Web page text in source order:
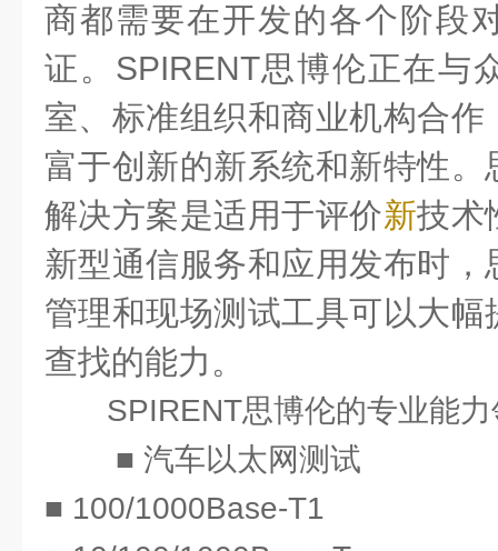
商都需要在开发的各个阶段
证。SPIRENT思博伦正在与
室、标准组织和商业机构合
富于创新的新系统和新特性
解决方案是适用于评价新技术
新型通信服务和应用发布时
管理和现场测试工具可以大
查找的能力。
SPIRENT思博伦的专业能
■ 汽车以太网测试
■ 100/1000Base-T1